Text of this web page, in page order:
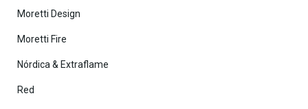
Moretti Design
Moretti Fire
Nórdica & Extraflame
Red